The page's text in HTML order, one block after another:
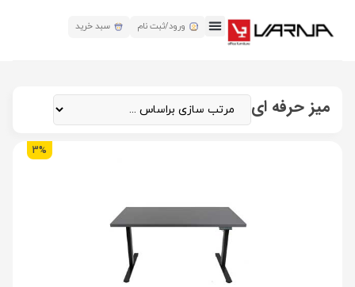
ورود/ثبت نام سبد خرید
میز حرفه ای
3%